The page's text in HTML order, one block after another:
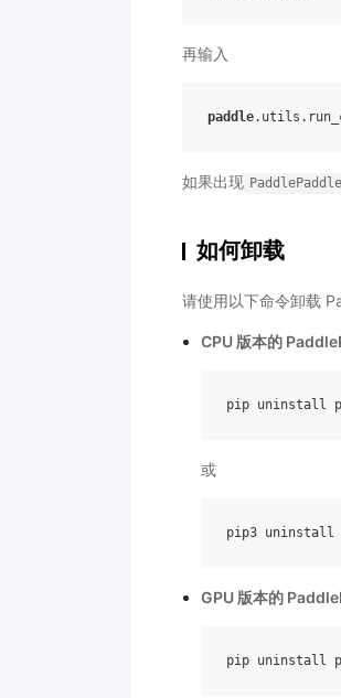
再输入
paddle. utils .
如果出现 PaddlePaddle
如何卸载
请使用以下命令卸载
CPU 版本的
pip uninstall
或
pip3 uninstall
GPU 版本的
pip uninstall